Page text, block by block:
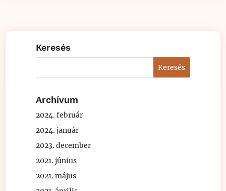
Keresés
Archívum
2024. február
2024. január
2023. december
2021. június
2021. május